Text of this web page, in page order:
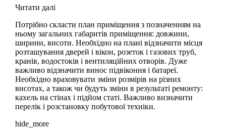
Читати далі
Потрібно скласти план приміщення з позначенням на
ньому загальних габаритів приміщення: довжини,
ширини, висоти. Необхідно на плані відзначити місця
розташування дверей і вікон, розеток і газових труб,
кранів, водостоків і вентиляційних отворів. Дуже
важливо відзначити винос підвіконня і батареї.
Необхідно враховувати зміни розмірів на різних
висотах, а також чи будуть зміни в результаті ремонту:
кахель на стінах і підйом статі. Важливо визначити
перелік і розстановку побутової техніки.
hide_more